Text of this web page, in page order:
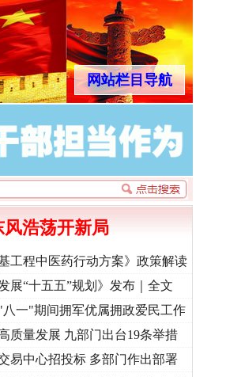
网站栏目导航
风浩荡开新局
工程中医药行动方案》政策解读
展“十五五”规划》发布｜全文
一"期间拥军优属拥政爱民工作
质量发展 九部门出台19条举措
易中心招投标 多部门作出部署